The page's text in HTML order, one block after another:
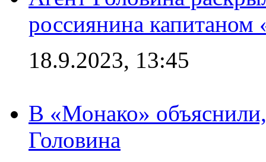
россиянина
18.9.2023, 13:45
В «Монако»
Головина